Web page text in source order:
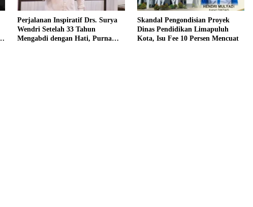
Perjalanan Inspiratif Drs. Surya
Wendri Setelah 33 Tahun
Mengabdi dengan Hati, Purna
Skandal Pengondisian Proyek
Dinas Pendidikan Limapuluh
Kota, Isu Fee 10 Persen Mencuat